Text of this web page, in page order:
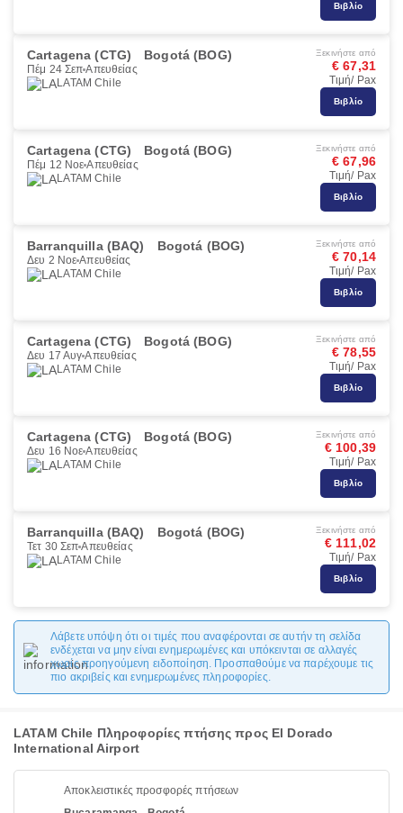
Βιβλίο
Cartagena (CTG) Bogotá (BOG)
Πέμ 24 Σεπ Απευθείας
LATAM Chile
Ξεκινήστε από
€ 67,31
Τιμή/ Pax
Βιβλίο
Cartagena (CTG) Bogotá (BOG)
Πέμ 12 Νοε Απευθείας
LATAM Chile
Ξεκινήστε από
€ 67,96
Τιμή/ Pax
Βιβλίο
Barranquilla (BAQ) Bogotá (BOG)
Δευ 2 Νοε Απευθείας
LATAM Chile
Ξεκινήστε από
€ 70,14
Τιμή/ Pax
Βιβλίο
Cartagena (CTG) Bogotá (BOG)
Δευ 17 Αυγ Απευθείας
LATAM Chile
Ξεκινήστε από
€ 78,55
Τιμή/ Pax
Βιβλίο
Cartagena (CTG) Bogotá (BOG)
Δευ 16 Νοε Απευθείας
LATAM Chile
Ξεκινήστε από
€ 100,39
Τιμή/ Pax
Βιβλίο
Barranquilla (BAQ) Bogotá (BOG)
Τετ 30 Σεπ Απευθείας
LATAM Chile
Ξεκινήστε από
€ 111,02
Τιμή/ Pax
Βιβλίο
Λάβετε υπόψη ότι οι τιμές που αναφέρονται σε αυτήν τη σελίδα
ενδέχεται να μην είναι ενημερωμένες και υπόκεινται σε αλλαγές
χωρίς προηγούμενη ειδοποίηση. Προσπαθούμε να παρέχουμε τις
πιο ακριβείς και ενημερωμένες πληροφορίες.
LATAM Chile Πληροφορίες πτήσης προς El Dorado
International Airport
Αποκλειστικές προσφορές πτήσεων